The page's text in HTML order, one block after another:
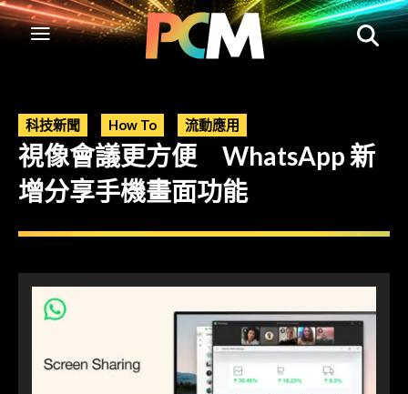
科技新聞 How To 流動應用
視像會議更方便 WhatsApp 新
增分享手機畫面功能